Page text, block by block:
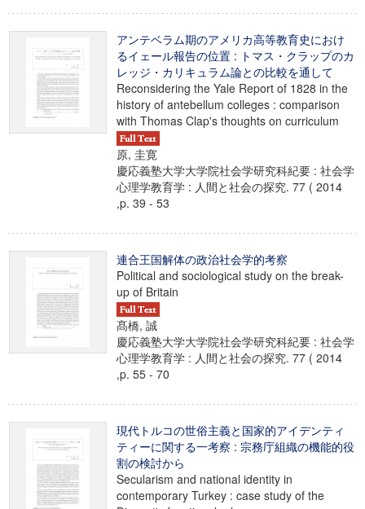
アンテベラム期のアメリカ高等教育史におけ
るイェール報告の位置 : トマス・クラップのカ
レッジ・カリキュラム論との比較を通して
Reconsidering the Yale Report of 1828 in the
history of antebellum colleges : comparison
with Thomas Clap's thoughts on curriculum
原, 圭寛
慶応義塾大学大学院社会学研究科紀要 : 社会学
心理学教育学 : 人間と社会の探究. 77 ( 2014
,p. 39 - 53
連合王国解体の政治社会学的考察
Political and sociological study on the break-
up of Britain
髙橋, 誠
慶応義塾大学大学院社会学研究科紀要 : 社会学
心理学教育学 : 人間と社会の探究. 77 ( 2014
,p. 55 - 70
現代トルコの世俗主義と国家的アイデンティ
ティーに関する一考察 : 宗務庁組織の機能的役
割の検討から
Secularism and national identity in
contemporary Turkey : case study of the